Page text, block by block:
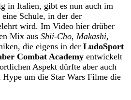
in Italien, gibt es nun auch im
Schule, in der der
wird. Im Video hier drüber
Mix aus Shii-Cho, Makashi,
die eigens in der LudoSport
Combat Academy entwickelt
Aspekt dürfte aber auch
um die Star Wars Filme die